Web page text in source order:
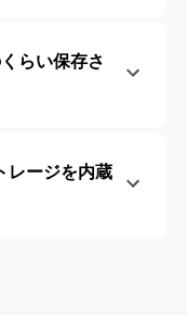
らい保存さ
レージを内蔵